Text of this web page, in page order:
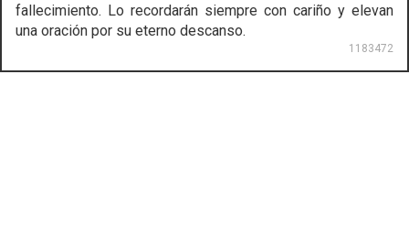
fallecimiento. Lo recordarán siempre con cariño y elevan
una oración por su eterno descanso.
1183472